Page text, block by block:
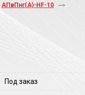
АПвПнг(А)-HF-10
Под заказ